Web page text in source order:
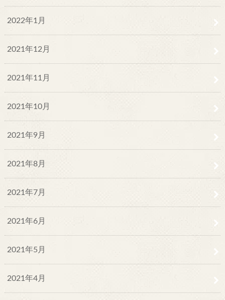
2022年1月
2021年12月
2021年11月
2021年10月
2021年9月
2021年8月
2021年7月
2021年6月
2021年5月
2021年4月